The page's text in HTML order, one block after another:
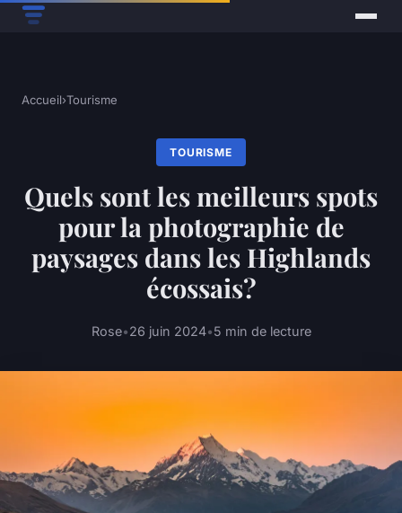
Accueil›Tourisme
TOURISME
Quels sont les meilleurs spots
pour la photographie de
paysages dans les Highlands
écossais?
Rose•26 juin 2024•5 min de lecture